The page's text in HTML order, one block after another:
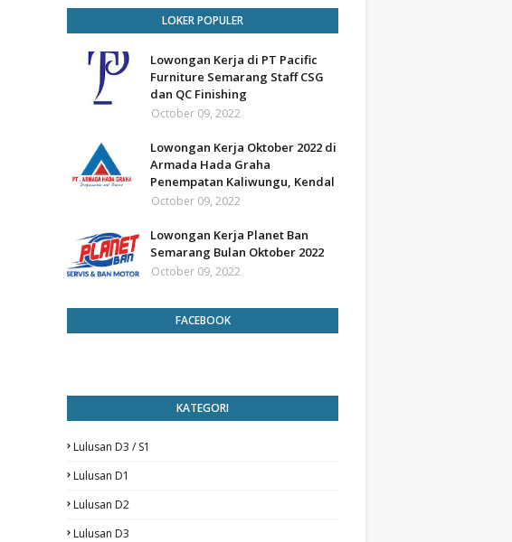
LOKER POPULER
Lowongan Kerja di PT Pacific
Furniture Semarang Staff CSG
dan QC Finishing
October 09, 2022
Lowongan Kerja Oktober 2022 di
Armada Hada Graha
Penempatan Kaliwungu, Kendal
October 09, 2022
Lowongan Kerja Planet Ban
Semarang Bulan Oktober 2022
October 09, 2022
FACEBOOK
KATEGORI
Lulusan D3 / S1
Lulusan D1
Lulusan D2
Lulusan D3